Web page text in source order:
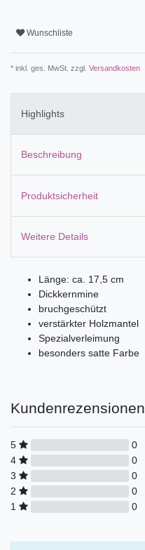
Wunschliste
* inkl. ges. MwSt. zzgl. Versandkosten
Highlights
Beschreibung
Produktsicherheit
Weitere Details
Länge: ca. 17,5 cm
Dickkernmine
bruchgeschützt
verstärkter Holzmantel
Spezialverleimung
besonders satte Farbe
Kundenrezensionen
5
0
4
0
3
0
2
0
1
0